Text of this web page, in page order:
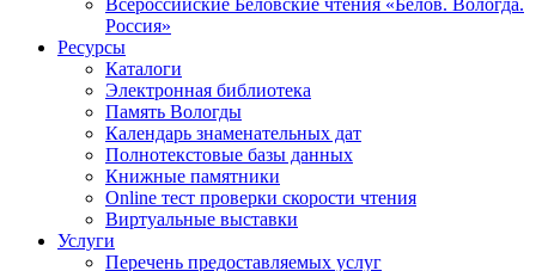
Всероссийские Беловские чтения «Белов. Вологда.
Россия»
Ресурсы
Каталоги
Электронная библиотека
Память Вологды
Календарь знаменательных дат
Полнотекстовые базы данных
Книжные памятники
Online тест проверки скорости чтения
Виртуальные выставки
Услуги
Перечень предоставляемых услуг